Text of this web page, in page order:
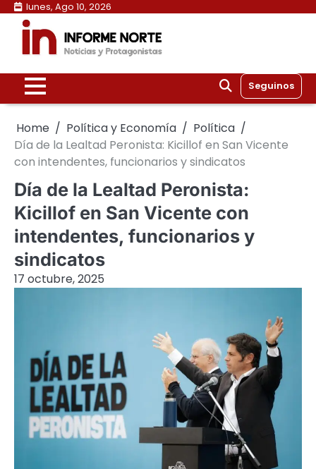
Skip
content
lunes, Ago 10, 2026
Seguinos
Home Política y Economía
Política
Día de la Lealtad Peronista: Kicillof en San Vicente
con intendentes, funcionarios y sindicatos
Día de la Lealtad Peronista:
Kicillof en San Vicente con
intendentes, funcionarios y
sindicatos
17 octubre, 2025